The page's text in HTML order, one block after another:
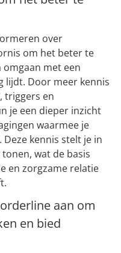
over
om het beter te
met een
lijdt. Door meer kennis
triggers en
je een dieper inzicht
waarmee je
kennis stelt je in
wat de basis
en zorgzame relatie
aan om
en bied